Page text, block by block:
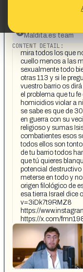
violaciones,
This content has
Maldita.es team
CONTENT DETAIL:
mira todos los que
cuello menos a las
sexualmente todo
otras 113 y si le
vuestro barrio os
el problema que tu
homicidios violar a
se sabe es que de
en guerra con su
religioso y sumas
combatientes esos
todos ellos son
de tu barrio todos
que tú quieres
potencial destructivo
meterse en todo y
origen filológico de
esa tierra Israel dice
v=3iDk7t9RMZ8
https://
https://x.com/